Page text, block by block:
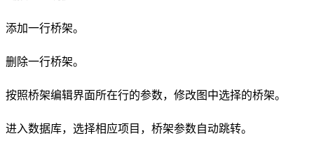
添加一行桥架。
删除一行桥架。
按照桥架编辑界面所在行的参数，修改图中选择的桥架。
进入数据库，选择相应项目，桥架参数自动跳转。